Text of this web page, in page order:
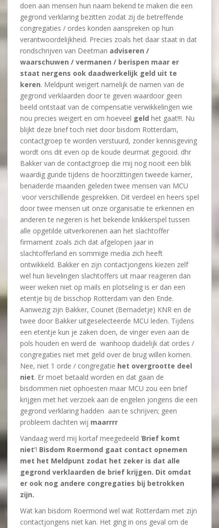
doen aan mensen hun naam bekend te maken die een
gegrond verklaring bezitten zodat zij de betreffende
congregaties / ordes konden aanspreken op hun
verantwoordelijkheid. Precies zoals het daar staat in dat
rondschrijven van Deetman adviseren /
waarschuwen / vermanen / berispen maar er
staat nergens ook daadwerkelijk geld uit te
keren. Meldpunt weigert namelijk de namen van de
gegrond verklaarden door te geven waardoor geen
beeld ontstaat van de compensatie verwikkelingen wie
nou precies weigert en om hoeveel geld het gaat!!!. Nu
blijkt deze brief toch niet door bisdom Rotterdam,
contactgroep te worden verstuurd, zonder kennisgeving
wordt ons dit even op de koude deurmat gegooid. dhr
Bakker van de contactgroep die mij nog nooit een blik
waardig gunde tijdens de hoorzittingen tweede kamer,
benaderde maanden geleden twee mensen van MCU
voor verschillende gesprekken. Dit verdeel en heers spel
door twee mensen uit onze organisatie te erkennen en
anderen te negeren is het bekende knikkerspel tussen
alle opgetilde uitverkorenen aan het slachtoffer
firmament zoals zich dat afgelopen jaar in
slachtofferland en sommige media zich heeft
ontwikkeld. Bakker en zijn contactjongens kiezen zelf
wel hun lievelingen slachtoffers uit maar reageren dan
weer weken niet op mails en plotseling is er dan een
etentje bij de bisschop Rotterdam van den Ende.
Aanwezig zijn Bakker, Counet (Bernadetje) KNR en de
twee door Bakker uitgeselecteerde MCU leden. Tijdens
een etentje kun je zaken doen, de vinger even aan de
pols houden en werd de wanhoop duidelijk dat ordes /
congregaties niet met geld over de brug willen komen.
Nee, niet 1 orde / congregatie het overgrootte deel
niet. Er moet betaald worden en dat gaan de
bisdommen niet ophoesten maar MCU zou een brief
krijgen met het verzoek aan de engelen jongens die een
gegrond verklaring hadden aan te schrijven; geen
probleem dachten wij maarrrr
Vandaag werd mij kortaf meegedeeld ‘Brief komt
niet’! Bisdom Roermond gaat contact opnemen
met het Meldpunt zodat het zeker is dat alle
gegrond verklaarden de brief krijgen. Dit omdat
er ook nog andere congregaties bij betrokken
zijn.
Wat kan bisdom Roermond wel wat Rotterdam met zijn
contactjongens niet kan. Het ging in ons geval om de